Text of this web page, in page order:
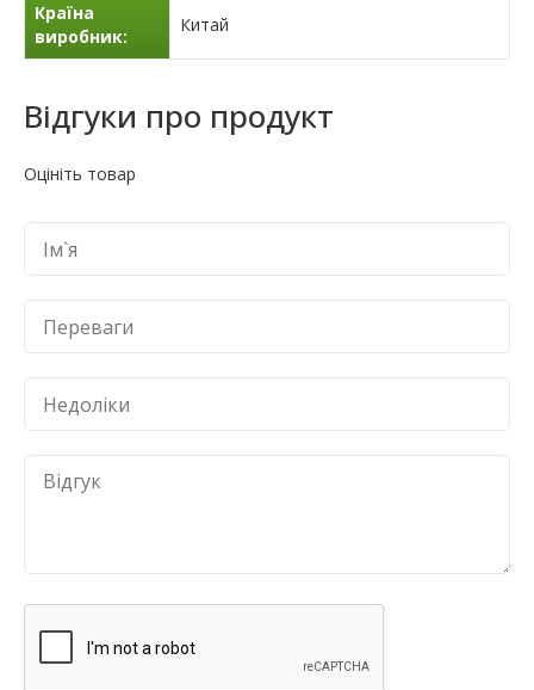
Країна
виробник:
Китай
Відгуки про продукт
Оцініть товар